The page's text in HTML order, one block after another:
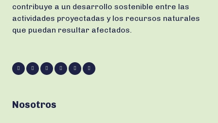
contribuye a un desarrollo sostenible entre las
actividades proyectadas y los recursos naturales
que puedan resultar afectados.
Nosotros